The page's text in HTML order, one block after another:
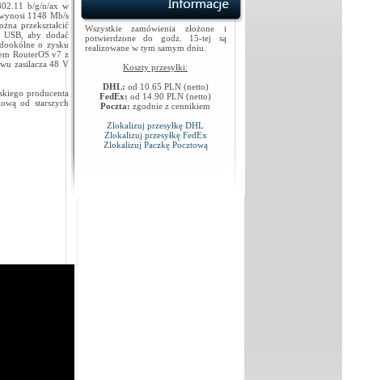
b/g/n/ax w
1148 Mb/s
przekształcić
USB, aby dodać
o zysku
RouterOS v7 z
zasilacza 48 V
producenta
od starszych
Wszystkie zamówienia złożone i
potwierdzone do godz. 15-tej są
realizowane w tym samym dniu.
Koszty przesyłki:
DHL: od 10.65 PLN (netto)
FedEx: od 14.90 PLN (netto)
Poczta: zgodnie z cennikiem
Zlokalizuj przesyłkę DHL
Zlokalizuj przesyłkę FedEx
Zlokalizuj Paczkę Pocztową